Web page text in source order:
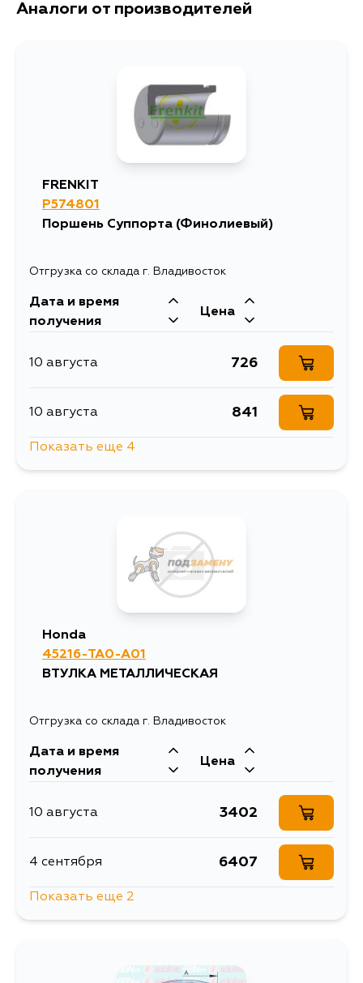
Аналоги от производителей
FRENKIT
P574801
Поршень Суппорта (Финолиевый)
Отгрузка со склада г. Владивосток
Дата и время
получения
Цена
10 августа 726
10 августа 841
1415
988
Показать еще 4
Honda
45216-TA0-A01
ВТУЛКА МЕТАЛЛИЧЕСКАЯ
Отгрузка со склада г. Владивосток
Дата и время
получения
Цена
10 августа 3402
4 сентября 6407
Показать еще 2